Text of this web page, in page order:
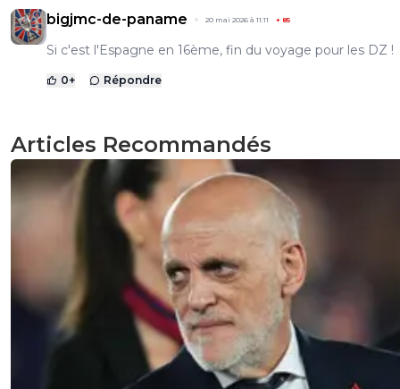
bigjmc-de-paname 20 mai 2026 à 11:11 + 85
Si c'est l'Espagne en 16ème, fin du voyage pour les DZ !
0+ Répondre
Articles Recommandés